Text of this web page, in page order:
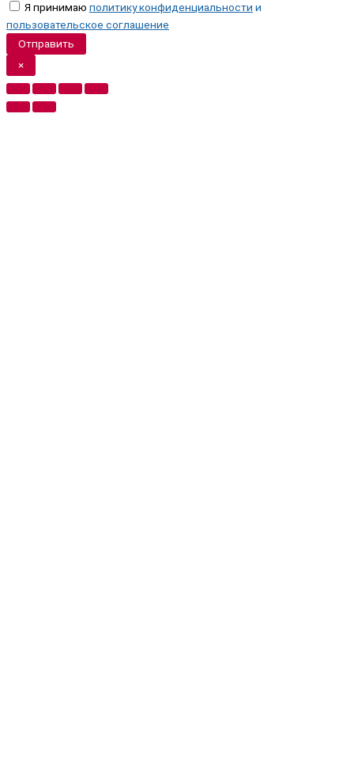
Я принимаю политику конфиденциальности и
пользовательское соглашение
Отправить
×